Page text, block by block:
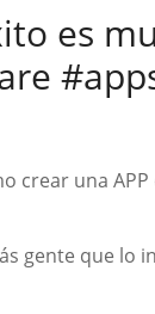
es
crear una
gente que lo